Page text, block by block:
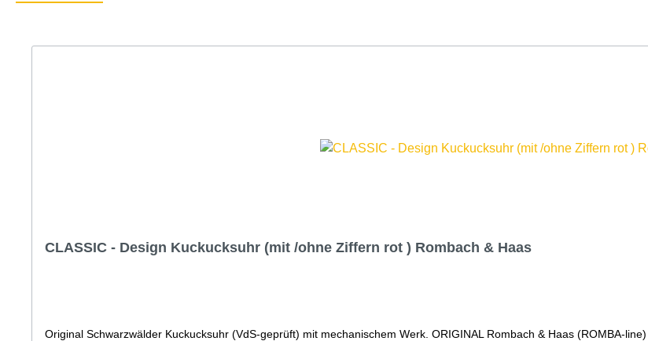
CLASSIC - Design Kuckucksuhr (mit /ohne Ziffern rot ) Rombach & Haas
Original Schwarzwälder Kuckucksuhr (VdS-geprüft) mit mechanischem Werk. ORIGINAL Rombach & Haas (ROMBA-